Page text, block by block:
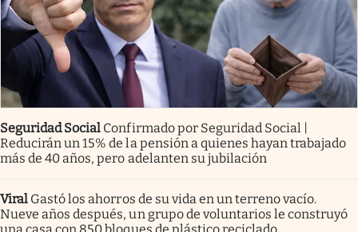
Seguridad Social Confirmado por Seguridad Social |
Reducirán un 15% de la pensión a quienes hayan trabajado
más de 40 años, pero adelanten su jubilación
Viral Gastó los ahorros de su vida en un terreno vacío.
Nueve años después, un grupo de voluntarios le construyó